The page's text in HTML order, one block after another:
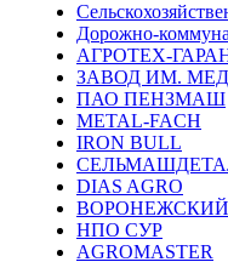
Дорожно-
АГРОТЕХ-
ЗАВОД ИМ.
ПАО ПЕНЗМАШ
METAL-FACH
IRON BULL
DIAS AGRO
НПО СУР
AGROMASTER